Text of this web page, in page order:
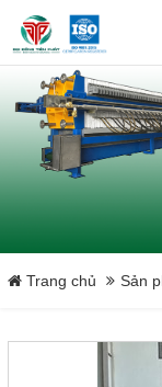
Bơm Piston
Bơm màng
Tấm lọc khung
Băng tải máy ép
Trang chủ Sản